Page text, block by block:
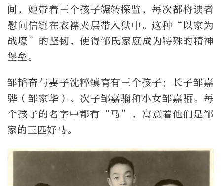
间，她带着三个孩子辗转探监，每次都将读者
慰问信缝在衣襟夹层带入狱中。这种“以家为
战壕”的坚韧，使得邹氏家庭成为特殊的精神
堡垒。
邹韬奋与妻子沈粹缜育有三个孩子：长子邹嘉
骅（邹家华）、次子邹嘉骝和小女邹嘉骊。每
个孩子的名字中都有“马”，寓意着他们是邹
家的三匹好马。